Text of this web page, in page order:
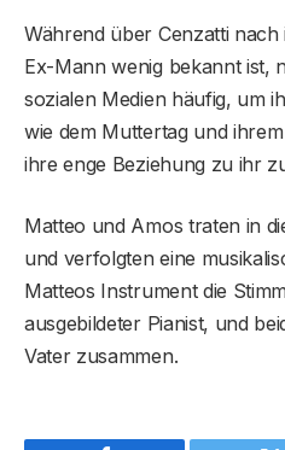
Während über Cenzatti
Ex-Mann wenig bekannt ist,
sozialen Medien häufig, um
wie dem Muttertag und
ihre enge Beziehung zu ihr
Matteo und Amos traten in
und verfolgten eine
Matteos Instrument die
ausgebildeter Pianist, und
Vater zusammen.